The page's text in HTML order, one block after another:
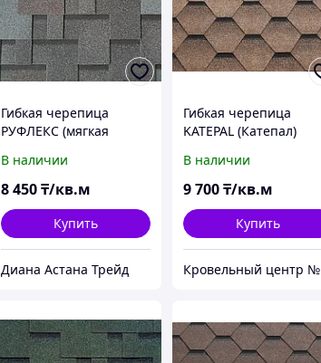
Гибкая черепица
РУФЛЕКС (мягкая
модифицированная,
Гарантия 35 лет, Runa
В наличии
8 450₸/кв.м
Купить
Диана Астана Трейд
Гибкая черепица
KATEPAL (Катепал)
В наличии
9 700₸/кв.м
Купить